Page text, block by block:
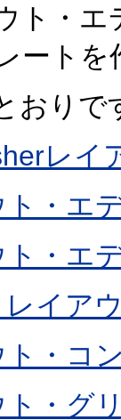
ト・
ート
おりで
レイ
・エ
・エ
イア
・コ
・グ